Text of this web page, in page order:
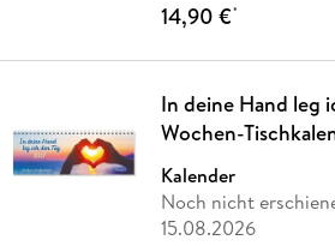
14,90 €*
In deine Hand leg
Wochen-
Kalender
Noch nicht
15.08.2026